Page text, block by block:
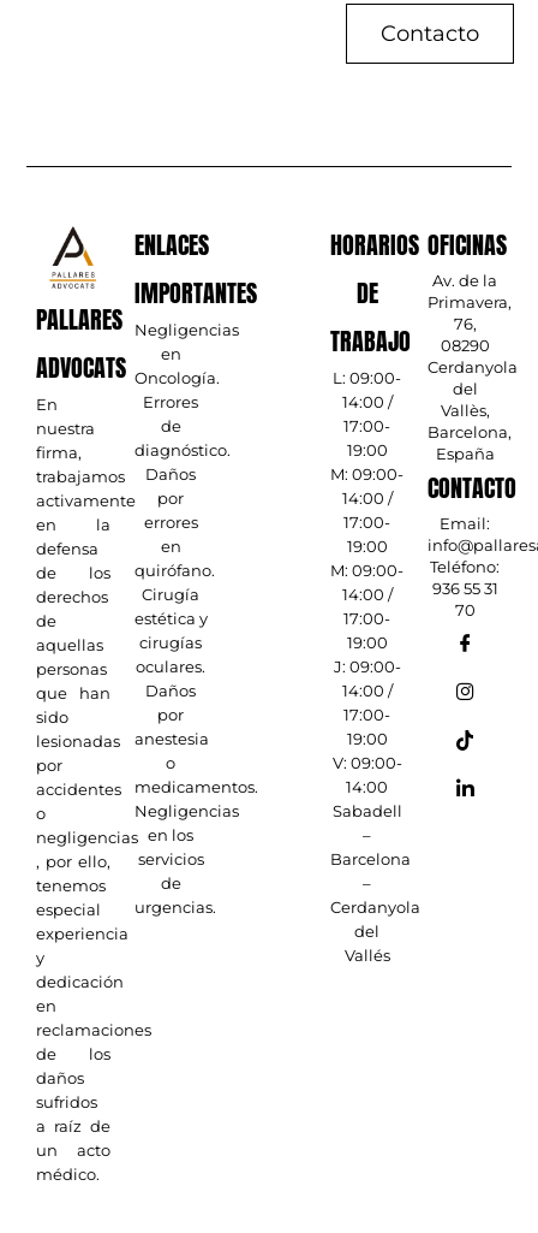
Contacto
PALLARES
ADVOCATS
En
nuestra
firma,
trabajamos
activamente
en la
defensa
de los
derechos
de
aquellas
personas
que han
sido
lesionadas
por
accidentes
o
negligencias
, por ello,
tenemos
especial
experiencia
y
dedicación
en
reclamaciones
de los
daños
sufridos
a raíz de
un acto
médico.
ENLACES
IMPORTANTES
Negligencias
en
Oncología.
Errores
de
diagnóstico.
Daños
por
errores
en
quirófano.
Cirugía
estética y
cirugías
oculares.
Daños
por
anestesia
o
medicamentos.
Negligencias
en los
servicios
de
urgencias.
HORARIOS
DE
TRABAJO
L: 09:00-
14:00 /
17:00-
19:00
M: 09:00-
14:00 /
17:00-
19:00
M: 09:00-
14:00 /
17:00-
19:00
J: 09:00-
14:00 /
17:00-
19:00
V: 09:00-
14:00
Sabadell
–
Barcelona
–
Cerdanyola
del
Vallés
OFICINAS
Av. de la
Primavera,
76,
08290
Cerdanyola
del
Vallès,
Barcelona,
España
CONTACTO
Email:
Teléfono:
936 55 31
70